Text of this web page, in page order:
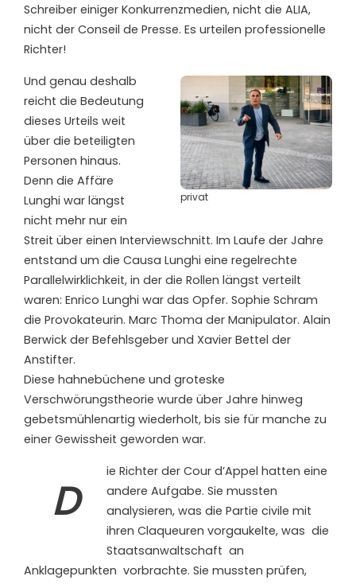
Schreiber einiger Konkurrenzmedien, nicht die ALIA,
nicht der Conseil de Presse. Es urteilen professionelle
Richter!
privat
Und genau deshalb
reicht die Bedeutung
dieses Urteils weit
über die beteiligten
Personen hinaus.
Denn die Affäre
Lunghi war längst
nicht mehr nur ein
Streit über einen Interviewschnitt. Im Laufe der Jahre
entstand um die Causa Lunghi eine regelrechte
Parallelwirklichkeit, in der die Rollen längst verteilt
waren: Enrico Lunghi war das Opfer. Sophie Schram
die Provokateurin. Marc Thoma der Manipulator. Alain
Berwick der Befehlsgeber und Xavier Bettel der
Anstifter.
Diese hahnebüchene und groteske
Verschwörungstheorie wurde über Jahre hinweg
gebetsmühlenartig wiederholt, bis sie für manche zu
einer Gewissheit geworden war.
D
ie Richter der Cour d’Appel hatten eine
andere Aufgabe. Sie mussten
analysieren, was die Partie civile mit
ihren Claqueuren vorgaukelte, was die
Staatsanwaltschaft an
Anklagepunkten vorbrachte. Sie mussten prüfen,